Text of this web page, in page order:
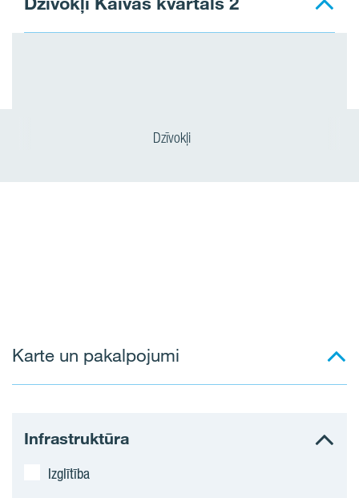
Dzīvokļi
Karte un pakalpojumi
Infrastruktūra
Izglītība